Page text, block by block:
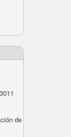
de